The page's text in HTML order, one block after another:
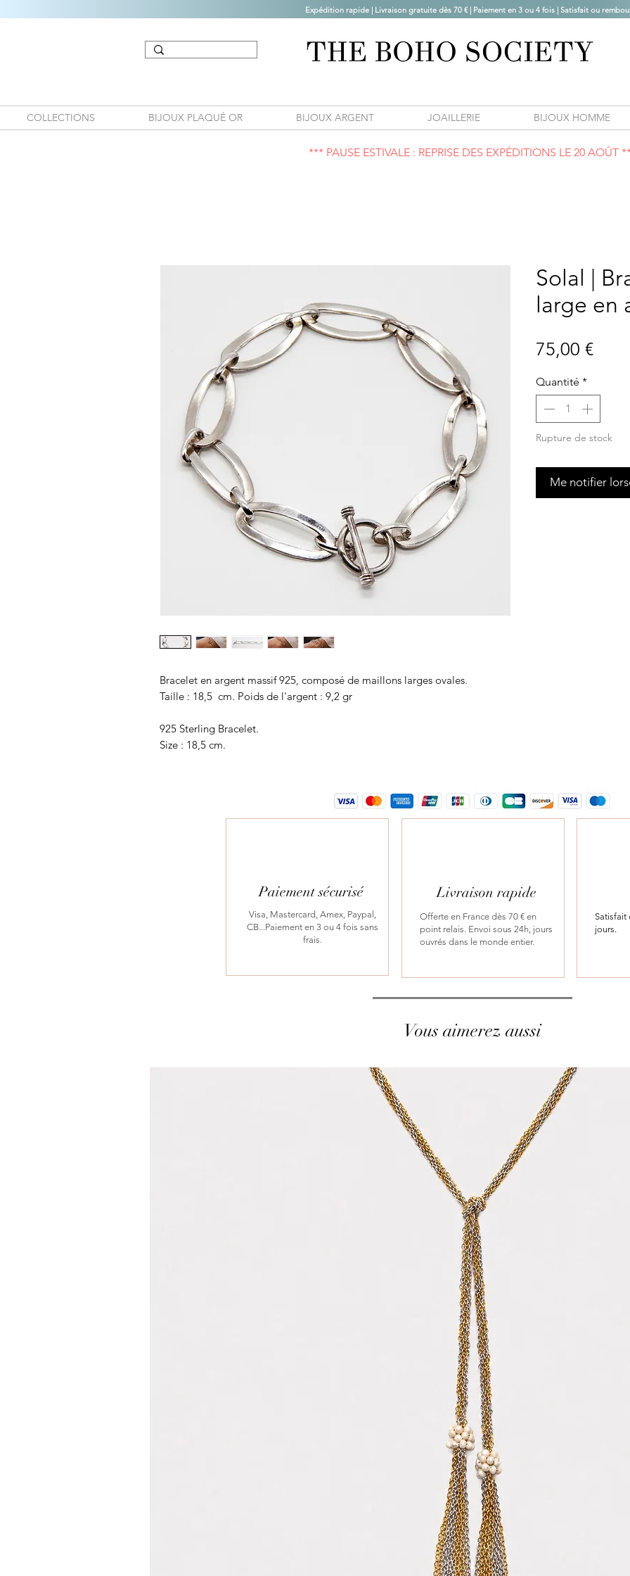
Expédition rapide | Livraison gratuite dès 70 € | Paiement en 3 ou 4 fois | Satisfait ou
COLLECTIONS BIJOUX PLAQUÉ OR BIJOUX ARGENT JOAILLERIE BIJOUX HOMME
*** PAUSE ESTIVALE : REPRISE DES EXPÉDITIONS LE 20 AOÛT
Bracelet en argent massif 925, composé de maillons larges ovales.
Taille : 18,5 cm. Poids de l'argent : 9,2 gr
925 Sterling Bracelet.
Size : 18,5 cm.
Solal |
large en
75,00 €Prix
Quantité *
Rupture de stock
Me notifier
Paiement sécurisé
Visa, Mastercard, Amex, Paypal,
CB...Paiement en 3 ou 4 fois sans
frais.
Livraison rapide
Offerte en France dès 70 € en
point relais. Envoi sous 24h, jours
ouvrés dans le monde entier.
Satisfait
jours.
Vous aimerez aussi